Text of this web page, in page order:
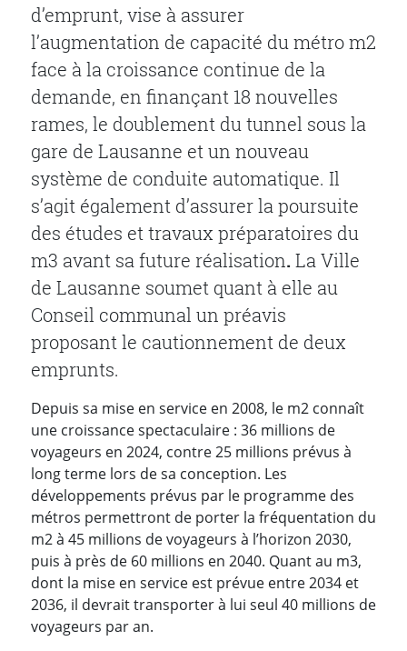
d’emprunt, vise à assurer
l’augmentation de capacité du métro m2
face à la croissance continue de la
demande, en finançant 18 nouvelles
rames, le doublement du tunnel sous la
gare de Lausanne et un nouveau
système de conduite automatique. Il
s’agit également d’assurer la poursuite
des études et travaux préparatoires du
m3 avant sa future réalisation.La Ville
de Lausanne soumet quant à elle au
Conseil communal un préavis
proposant le cautionnement de deux
emprunts.
Depuis sa mise en service en 2008, le m2 connaît
une croissance spectaculaire : 36 millions de
voyageurs en 2024, contre 25 millions prévus à
long terme lors de sa conception. Les
développements prévus par le programme des
métros permettront de porter la fréquentation du
m2 à 45 millions de voyageurs à l’horizon 2030,
puis à près de 60 millions en 2040. Quant au m3,
dont la mise en service est prévue entre 2034 et
2036, il devrait transporter à lui seul 40 millions de
voyageurs par an.